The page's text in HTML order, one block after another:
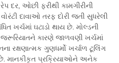
ઓછી ફરીથી કામગીરીની
દાવાઓ તરફ દોરી જતી સુધરેલી
ખર્ચમાં ઘટાડો થાય છે. મોલ્ડની
કારણે જાળવણી ખર્ચમાં
રક્ષણાત્મક ગુણધર્મો ખર્ચાળ ટૂલિંગ
છે. માનકીકૃત પ્રક્રિયાઓને અનેક